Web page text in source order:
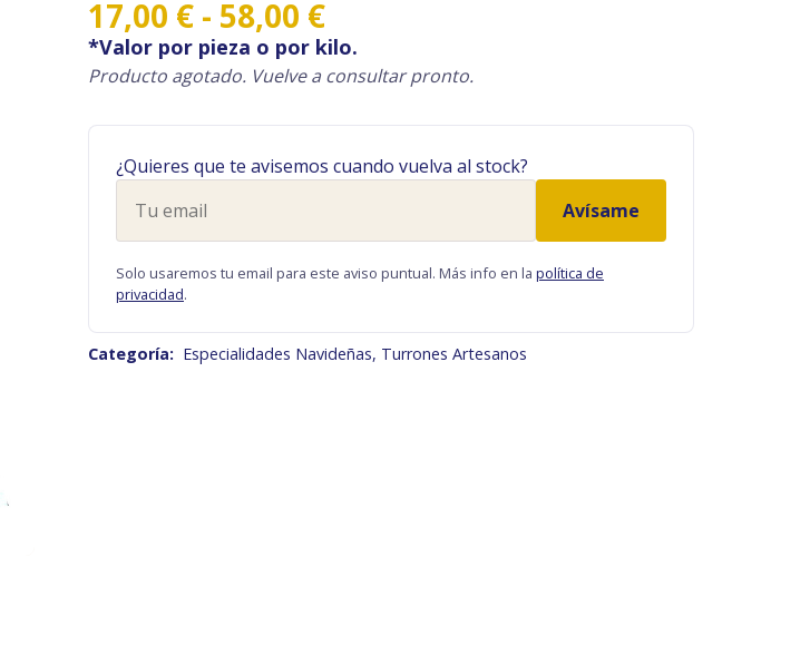
17,00 € - 58,00 €Rango
de
precios:
17,00 €
hasta
*Valor por pieza o por kilo.
Producto agotado. Vuelve a consultar pronto.
¿Quieres que te avisemos cuando vuelva al stock?
email
Avísame
Solo usaremos tu email para este aviso puntual. Más info en la política de
privacidad.
Categoría: Especialidades Navideñas, Turrones Artesanos